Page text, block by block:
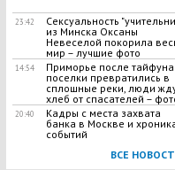
23:42
Сексуальность
из Минска Оксаны
Невеселой покорила
мир – лучшие фото
14:54
Приморье после
поселки превратились в
сплошные реки, люди
хлеб от спасателей –
20:40
Кадры с места захвата
банка в Москве и
событий
ВСЕ